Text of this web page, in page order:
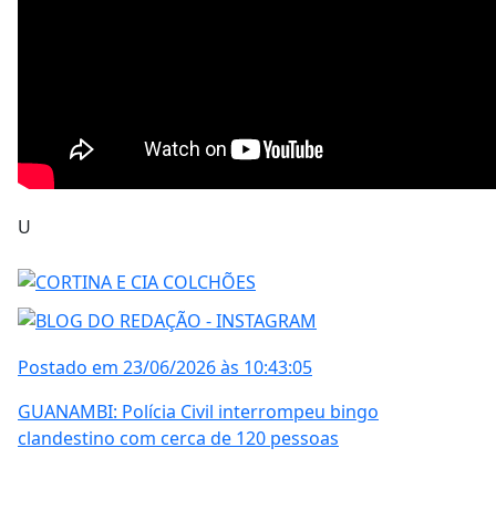
U
Postado em 23/06/2026 às 10:43:05
GUANAMBI: Polícia Civil interrompeu bingo
clandestino com cerca de 120 pessoas